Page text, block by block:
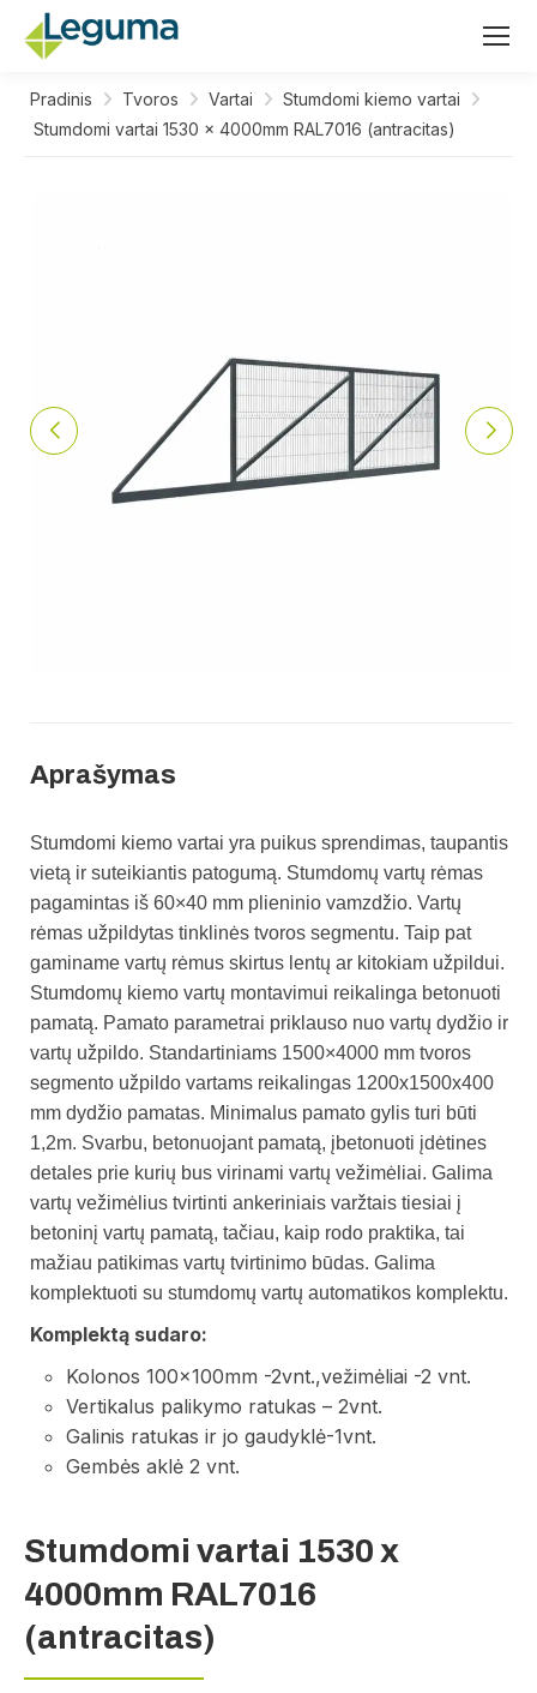
Pradinis Tvoros Vartai
Stumdomi kiemo vartai
Stumdomi vartai 1530 x 4000mm RAL7016 (antracitas)
Aprašymas
Stumdomi kiemo vartai yra puikus sprendimas, taupantis
vietą ir suteikiantis patogumą. Stumdomų vartų rėmas
pagamintas iš 60×40 mm plieninio vamzdžio. Vartų
rėmas užpildytas tinklinės tvoros segmentu. Taip pat
gaminame vartų rėmus skirtus lentų ar kitokiam užpildui.
Stumdomų kiemo vartų montavimui reikalinga betonuoti
pamatą. Pamato parametrai priklauso nuo vartų dydžio ir
vartų užpildo. Standartiniams 1500×4000 mm tvoros
segmento užpildo vartams reikalingas 1200x1500x400
mm dydžio pamatas. Minimalus pamato gylis turi būti
1,2m. Svarbu, betonuojant pamatą, įbetonuoti įdėtines
detales prie kurių bus virinami vartų vežimėliai. Galima
vartų vežimėlius tvirtinti ankeriniais varžtais tiesiai į
betoninį vartų pamatą, tačiau, kaip rodo praktika, tai
mažiau patikimas vartų tvirtinimo būdas. Galima
komplektuoti su stumdomų vartų automatikos komplektu.
Komplektą sudaro:
Kolonos 100x100mm -2vnt.,vežimėliai -2 vnt.
Vertikalus palikymo ratukas – 2vnt.
Galinis ratukas ir jo gaudyklė-1vnt.
Gembės aklė 2 vnt.
Stumdomi vartai 1530 x
4000mm RAL7016
(antracitas)